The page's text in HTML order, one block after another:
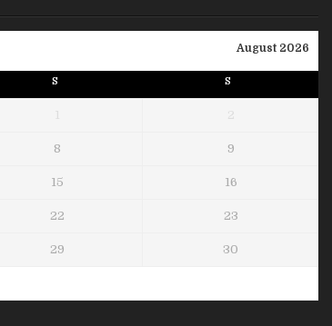
August 2026
S S
1 2
8 9
15 16
22 23
29 30